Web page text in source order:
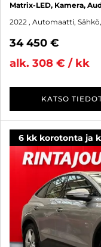
Matrix-LED, Kamera,
2022 , Automaatti,
34 450 €
alk. 308 € / kk
KATSO
6 kk korotonta ja